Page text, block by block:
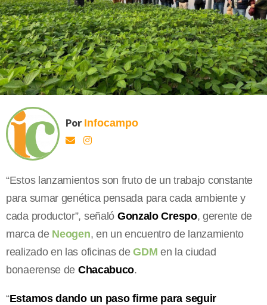
Por Infocampo
“Estos lanzamientos son fruto de un trabajo constante
para sumar genética pensada para cada ambiente y
cada productor”, señaló Gonzalo Crespo, gerente de
marca de Neogen, en un encuentro de lanzamiento
realizado en las oficinas deGDM en la ciudad
bonaerense de Chacabuco.
“Estamos dando un paso firme para seguir